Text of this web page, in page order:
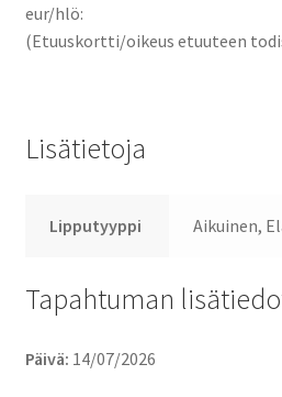
eur/hlö:
(Etuuskortti/oikeus etuuteen
Lisätietoja
Lipputyyppi Aikuinen,
Tapahtuman
Päivä: 14/07/2026